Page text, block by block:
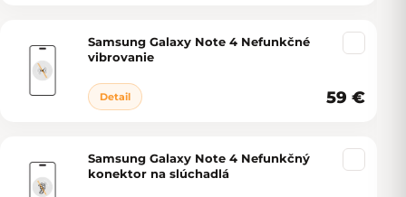
Samsung Galaxy Note 4 Nefunkčné
vibrovanie
Detail 59 €
Samsung Galaxy Note 4 Nefunkčný
konektor na slúchadlá